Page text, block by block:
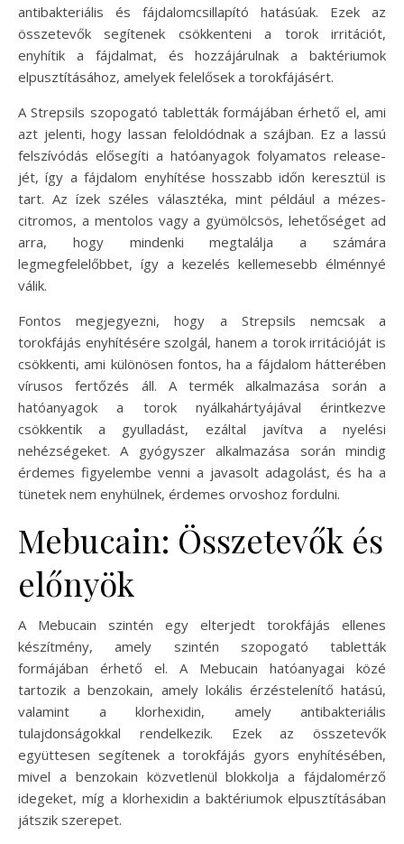
antibakteriális és fájdalomcsillapító hatásúak. Ezek az
összetevők segítenek csökkenteni a torok irritációt,
enyhítik a fájdalmat, és hozzájárulnak a baktériumok
elpusztításához, amelyek felelősek a torokfájásért.
A Strepsils szopogató tabletták formájában érhető el, ami
azt jelenti, hogy lassan feloldódnak a szájban. Ez a lassú
felszívódás elősegíti a hatóanyagok folyamatos release-
jét, így a fájdalom enyhítése hosszabb időn keresztül is
tart. Az ízek széles választéka, mint például a mézes-
citromos, a mentolos vagy a gyümölcsös, lehetőséget ad
arra, hogy mindenki megtalálja a számára
legmegfelelőbbet, így a kezelés kellemesebb élménnyé
válik.
Fontos megjegyezni, hogy a Strepsils nemcsak a
torokfájás enyhítésére szolgál, hanem a torok irritációját is
csökkenti, ami különösen fontos, ha a fájdalom hátterében
vírusos fertőzés áll. A termék alkalmazása során a
hatóanyagok a torok nyálkahártyájával érintkezve
csökkentik a gyulladást, ezáltal javítva a nyelési
nehézségeket. A gyógyszer alkalmazása során mindig
érdemes figyelembe venni a javasolt adagolást, és ha a
tünetek nem enyhülnek, érdemes orvoshoz fordulni.
Mebucain: Összetevők és
előnyök
A Mebucain szintén egy elterjedt torokfájás ellenes
készítmény, amely szintén szopogató tabletták
formájában érhető el. A Mebucain hatóanyagai közé
tartozik a benzokain, amely lokális érzéstelenítő hatású,
valamint a klorhexidin, amely antibakteriális
tulajdonságokkal rendelkezik. Ezek az összetevők
együttesen segítenek a torokfájás gyors enyhítésében,
mivel a benzokain közvetlenül blokkolja a fájdalomérző
idegeket, míg a klorhexidin a baktériumok elpusztításában
játszik szerepet.